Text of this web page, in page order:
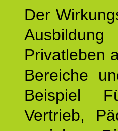
Der
Privatleben
Bereiche
Beispiel
Vertrieb,